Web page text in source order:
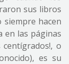
sus libros
siempre hacen
en las páginas
o
es su